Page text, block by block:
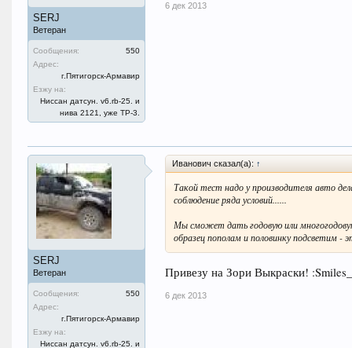
SERJ
Ветеран
Сообщения:
550
Адрес:
г.Пятигорск-Армавир
Езжу на:
Ниссан датсун. v6.rb-25. и
нива 2121, уже ТР-3.
6 дек 2013
SERJ
Ветеран
Сообщения:
550
Адрес:
г.Пятигорск-Армавир
Езжу на:
Ниссан датсун. v6.rb-25. и
Иванович сказал(а): ↑
Такой тест надо у производителя авто
соблюдение ряда условий......
Мы сможет дать годовую или
образец пополам и половинку подсветим -
Привезу на Зори Выкраски!
6 дек 2013